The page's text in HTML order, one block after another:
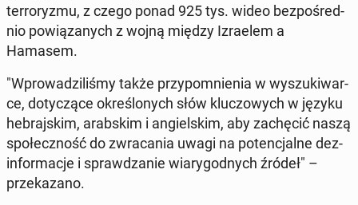
ter­ro­ry­zmu, z czego ponad 925 tys. wideo bez­po­śred­
nio po­wią­za­nych z wojną między Izra­elem a
Hamasem.
"Wpro­wa­dzi­li­śmy także przy­po­mnie­nia w wy­szu­ki­war­
ce, do­ty­czą­ce okre­ślo­nych słów klu­czo­wych w języku
he­braj­skim, arab­skim i an­giel­skim, aby za­chę­cić naszą
spo­łecz­ność do zwra­ca­nia uwagi na po­ten­cjal­ne dez­
in­for­ma­cje i spraw­dza­nie wia­ry­god­nych źródeł" –
prze­ka­za­no.